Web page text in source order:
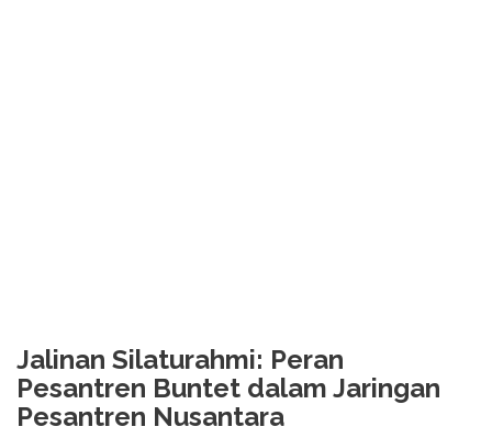
Jalinan Silaturahmi: Peran
Pesantren Buntet dalam Jaringan
Pesantren Nusantara